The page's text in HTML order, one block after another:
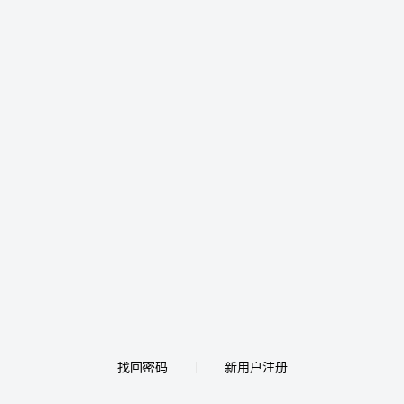
找回密码 新用户注册